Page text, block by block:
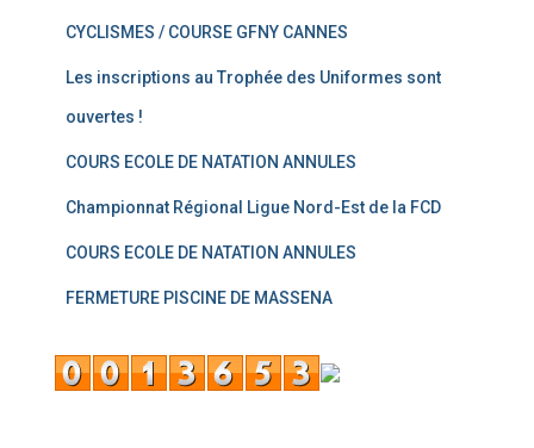
CYCLISMES / COURSE GFNY CANNES
Les inscriptions au Trophée des Uniformes sont
ouvertes !
COURS ECOLE DE NATATION ANNULES
Championnat Régional Ligue Nord-Est de la FCD
COURS ECOLE DE NATATION ANNULES
FERMETURE PISCINE DE MASSENA